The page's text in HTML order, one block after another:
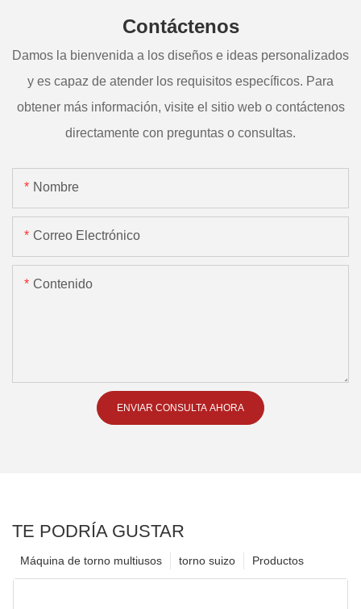
Contáctenos
Damos la bienvenida a los diseños e ideas personalizados
y es capaz de atender los requisitos específicos. Para
obtener más información, visite el sitio web o contáctenos
directamente con preguntas o consultas.
Nombre
Correo Electrónico
Contenido
ENVIAR CONSULTA AHORA
TE PODRÍA GUSTAR
Productos
torno suizo
Máquina de torno multiusos